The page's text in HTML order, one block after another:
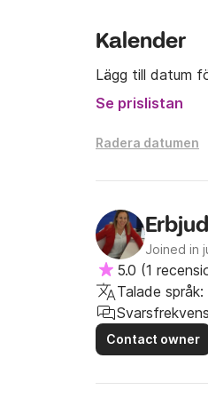
eller från
besättningen.
Kalender
Lägg till datum
Se prislistan
Radera datumen
Joined in
5.0 (1
Talade språk:
Contact owner